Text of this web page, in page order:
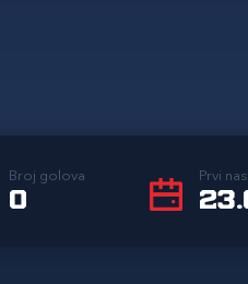
Broj golova
0
Prvi